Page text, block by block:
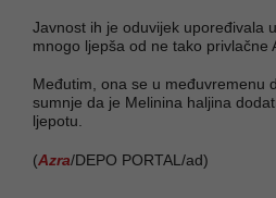
Javnost ih je oduvijek upoređivala
mnogo ljepša od ne tako privlačne
Međutim, ona se u međuvremenu
sumnje da je Melinina haljina
ljepotu.
(Azra/DEPO PORTAL/ad)